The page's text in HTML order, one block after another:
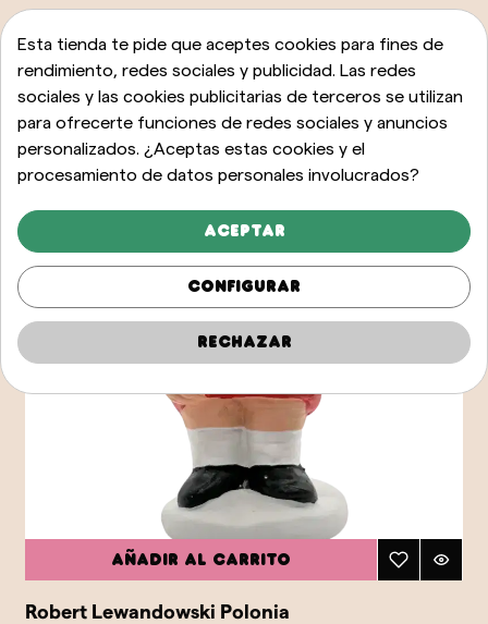
Añadir al carrito
Robert Lewandowski Polonia
Esta tienda te pide que aceptes cookies para fines de
rendimiento, redes sociales y publicidad. Las redes
sociales y las cookies publicitarias de terceros se utilizan
para ofrecerte funciones de redes sociales y anuncios
personalizados. ¿Aceptas estas cookies y el
procesamiento de datos personales involucrados?
Aceptar
Configurar
Rechazar